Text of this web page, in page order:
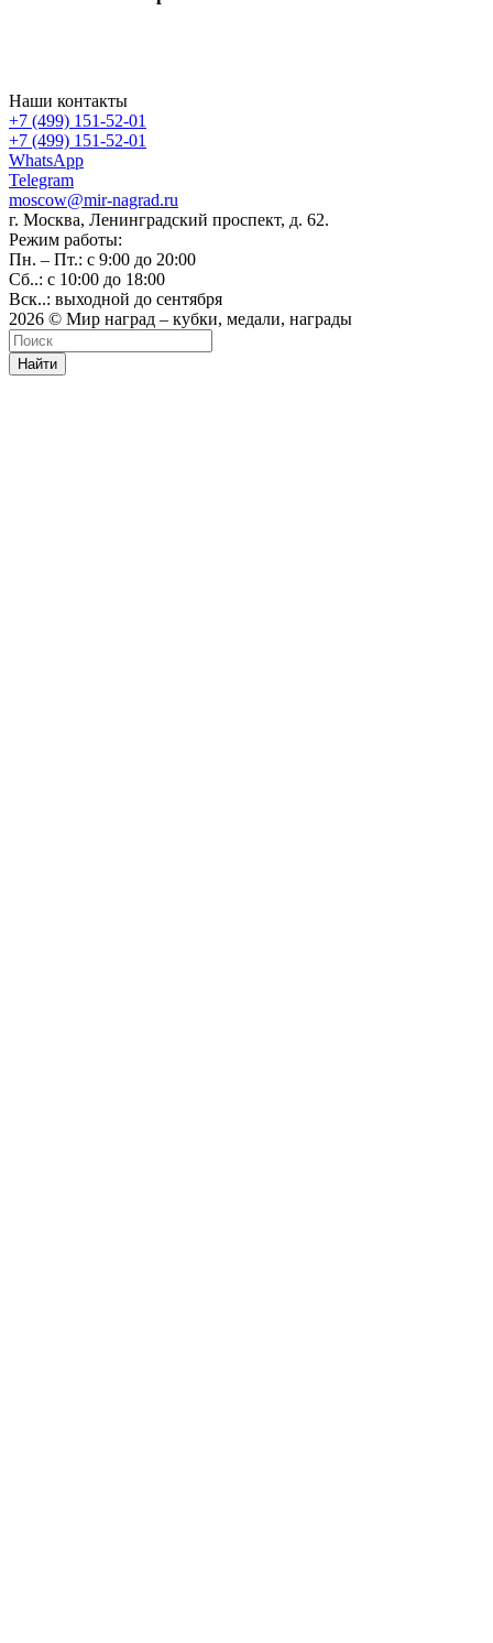
Наши контакты
+7 (499) 151-52-01
+7 (499) 151-52-01
WhatsApp
Telegram
moscow@mir-nagrad.ru
г. Москва, Ленинградский проспект, д. 62.
Режим работы:
Пн. – Пт.: с 9:00 до 20:00
Сб..: с 10:00 до 18:00
Вск..: выходной до сентября
2026 © Мир наград – кубки, медали, награды
Найти